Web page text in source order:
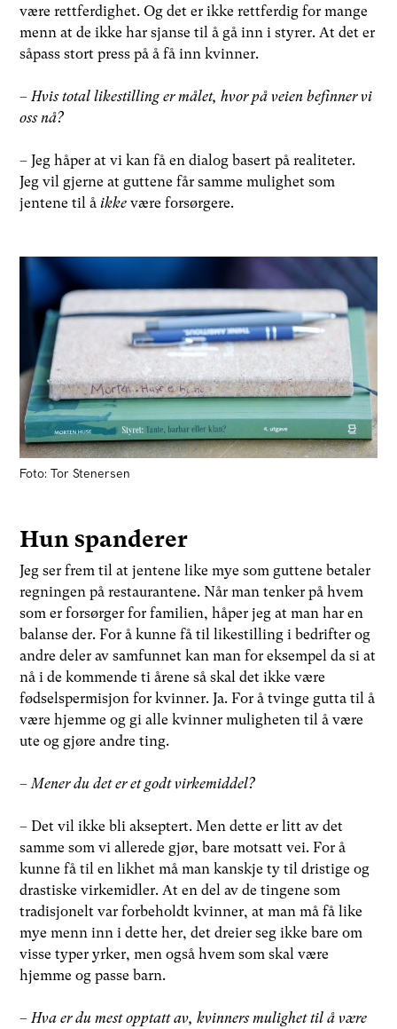
være rettferdighet. Og det er ikke rettferdig for mange
menn at de ikke har sjanse til å gå inn i styrer. At det er
såpass stort press på å få inn kvinner.
–Hvis total likestilling er målet, hvor på veien befinner vi
oss nå?
– Jeg håper at vi kan få en dialog basert på realiteter.
Jeg vil gjerne at guttene får samme mulighet som
jentene til åikke være forsørgere.
Foto: Tor Stenersen
Hun spanderer
Jeg ser frem til at jentene like mye som guttene betaler
regningen på restaurantene. Når man tenker på hvem
som er forsørger for familien, håper jeg at man har en
balanse der. For å kunne få til likestilling i bedrifter og
andre deler av samfunnet kan man for eksempel da si at
nå i de kommende ti årene så skal det ikke være
fødselspermisjon for kvinner. Ja. For å tvinge gutta til å
være hjemme og gi alle kvinner muligheten til å være
ute og gjøre andre ting.
–Mener du det er et godt virkemiddel?
– Det vil ikke bli akseptert. Men dette er litt av det
samme som vi allerede gjør, bare motsatt vei. For å
kunne få til en likhet må man kanskje ty til dristige og
drastiske virkemidler. At en del av de tingene som
tradisjonelt var forbeholdt kvinner, at man må få like
mye menn inn i dette her, det dreier seg ikke bare om
visse typer yrker, men også hvem som skal være
hjemme og passe barn.
–Hva er du mest opptatt av, kvinners mulighet til å være